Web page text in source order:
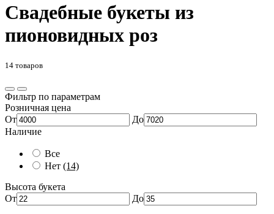
Свадебные букеты из
пионовидных роз
14 товаров
Фильтр по параметрам
Розничная цена
От
До
Наличие
Все
Нет (14)
Высота букета
От
До